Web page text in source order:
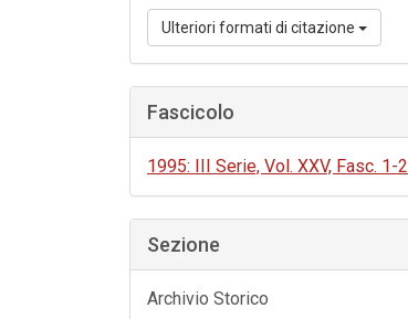
Ulteriori formati di citazione
Fascicolo
1995: III Serie, Vol. XXV, Fasc. 1-2
Sezione
Archivio Storico